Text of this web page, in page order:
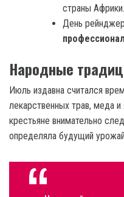
страны Африки.
День
Народные
Июль издавна считался
лекарственных трав, меда
крестьяне внимательно
определяла будущий